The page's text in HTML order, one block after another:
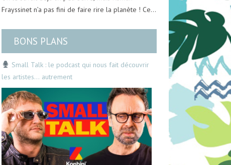
Frayssinet n’a pas fini de faire rire la planète ! Ce…
BONS PLANS
Small Talk : le podcast qui nous fait découvrir
les artistes… autrement